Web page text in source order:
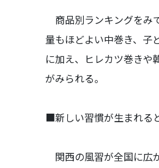
商品別ランキングをみ
量もほどよい中巻き、子
に加え、ヒレカツ巻きや
がみられる。
■新しい習慣が生まれる
関西の風習が全国に広